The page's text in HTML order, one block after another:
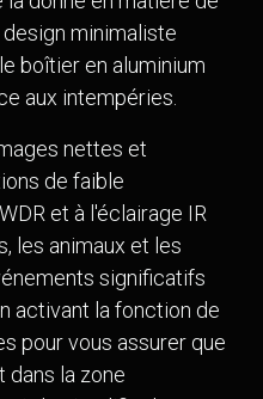
minimaliste
boîtier en aluminium
aux intempéries.
nettes et
de faible
et à l'éclairage IR
les animaux et les
significatifs
activant la fonction de
pour vous assurer que
dans la zone